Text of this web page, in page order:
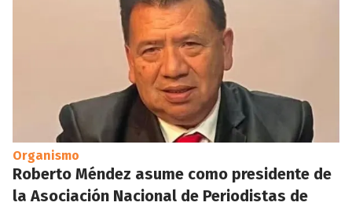
Organismo
Roberto Méndez asume como presidente de
la Asociación Nacional de Periodistas de